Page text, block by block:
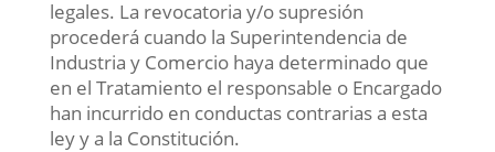
legales. La revocatoria y/o supresión
procederá cuando la Superintendencia de
Industria y Comercio haya determinado que
en el Tratamiento el responsable o Encargado
han incurrido en conductas contrarias a esta
ley y a la Constitución.